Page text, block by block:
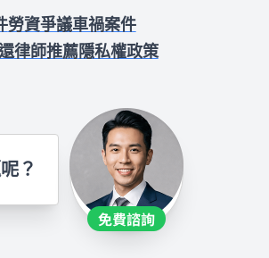
勞資爭議車禍案件
律師推薦隱私權政策
？